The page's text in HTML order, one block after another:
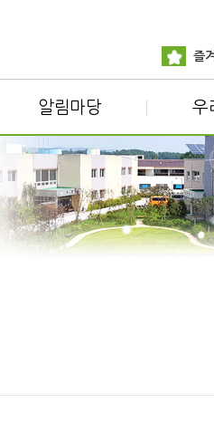
즐
알림마당 우